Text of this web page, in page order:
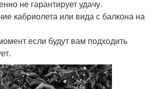
не гарантирует удачу.
кабриолета или вида с балкона на
если будут вам подходить